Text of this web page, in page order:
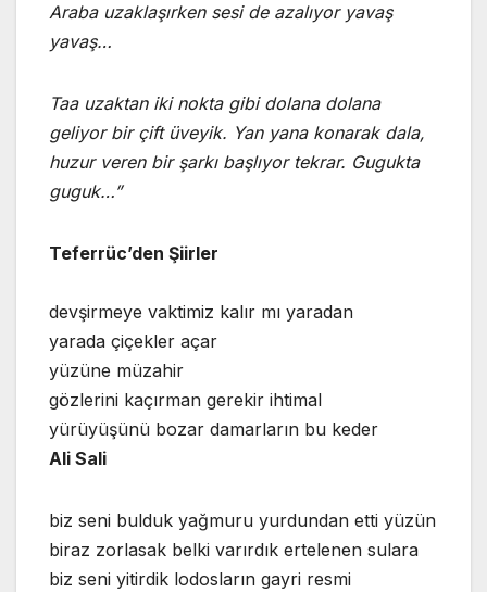
Araba uzaklaşırken sesi de azalıyor yavaş
yavaş…
Taa uzaktan iki nokta gibi dolana dolana
geliyor bir çift üveyik. Yan yana konarak dala,
huzur veren bir şarkı başlıyor tekrar. Gugukta
guguk…”
Teferrüc’den Şiirler
devşirmeye vaktimiz kalır mı yaradan
yarada çiçekler açar
yüzüne müzahir
gözlerini kaçırman gerekir ihtimal
yürüyüşünü bozar damarların bu keder
Ali Sali
biz seni bulduk yağmuru yurdundan etti yüzün
biraz zorlasak belki varırdık ertelenen sulara
biz seni yitirdik lodosların gayri resmi